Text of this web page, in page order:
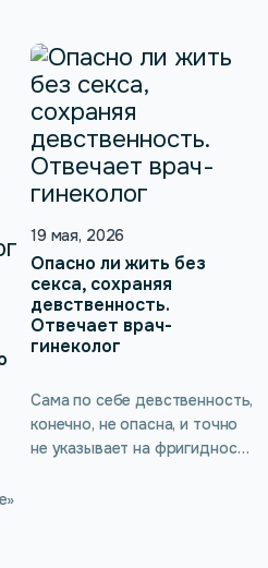
19 мая, 2026
Опасно ли жить без
секса, сохраняя
девственность.
Отвечает врач-
гинеколог
Сама по себе девственность,
конечно, не опасна, и точно
не указывает на фригидность